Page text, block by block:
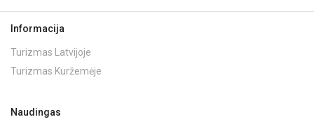
Informacija
Turizmas Latvijoje
Turizmas Kuržemėje
Naudingas